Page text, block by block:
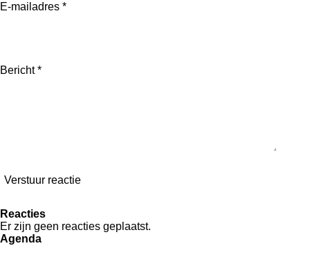
E-mailadres *
Bericht *
Verstuur reactie
Reacties
Er zijn geen reacties geplaatst.
Agenda